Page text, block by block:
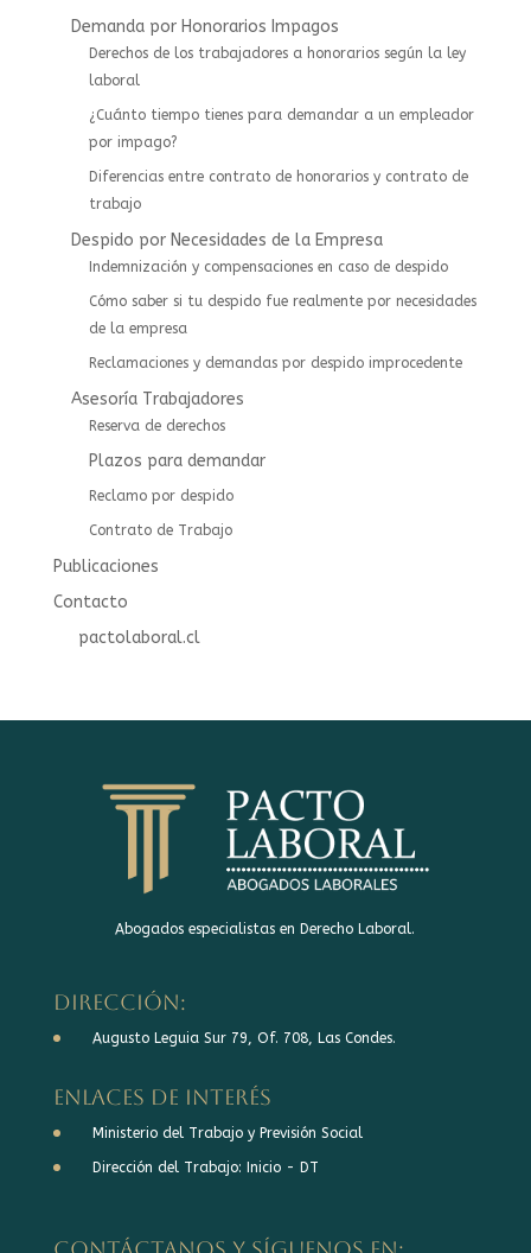
Demanda por Honorarios Impagos
Derechos de los trabajadores a honorarios según la ley
laboral
¿Cuánto tiempo tienes para demandar a un empleador
por impago?
Diferencias entre contrato de honorarios y contrato de
trabajo
Despido por Necesidades de la Empresa
Indemnización y compensaciones en caso de despido
Cómo saber si tu despido fue realmente por necesidades
de la empresa
Reclamaciones y demandas por despido improcedente
Asesoría Trabajadores
⁠⁠Reserva de derechos
Plazos para demandar
Reclamo por despido
Contrato de Trabajo
Publicaciones
Contacto
pactolaboral.cl
Abogados especialistas en Derecho Laboral.
DIRECCIÓN:
Augusto Leguia Sur 79, Of. 708, Las Condes.
Enlaces de interés
Ministerio del Trabajo y Previsión Social
Dirección del Trabajo: Inicio - DT